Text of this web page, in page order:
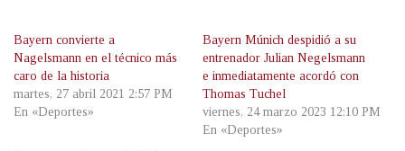
Bayern convierte a
Nagelsmann en el técnico más
caro de la historia
martes, 27 abril 2021 2:57 PM
En «Deportes»
Bayern Múnich despidió a su
entrenador Julian Negelsmann
e inmediatamente acordó con
Thomas Tuchel
viernes, 24 marzo 2023 12:10 PM
En «Deportes»